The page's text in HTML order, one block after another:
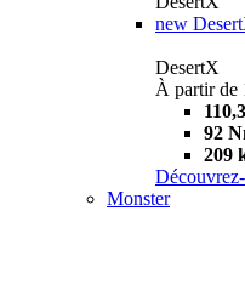
new
DesertX
À partir de
92
209
Monster